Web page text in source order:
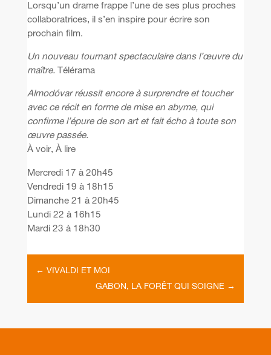
Lorsqu’un drame frappe l’une de ses plus proches
collaboratrices, il s’en inspire pour écrire son
prochain film.
Un nouveau tournant spectaculaire dans l’œuvre du
maître.Télérama
Almodóvar réussit encore à surprendre et toucher
avec ce récit en forme de mise en abyme, qui
confirme l’épure de son art et fait écho à toute son
œuvre passée.
À voir, À lire
Mercredi 17 à 20h45
Vendredi 19 à 18h15
Dimanche 21 à 20h45
Lundi 22 à 16h15
Mardi 23 à 18h30
← VIVALDI ET MOI
GABON, LA FORÊT QUI SOIGNE →